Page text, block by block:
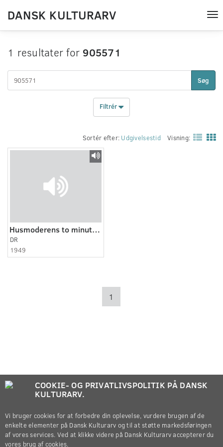
DANSK KULTURARV
1 resultater for 905571
Søg
Filtrér
Sortér efter: Udgivelsestid Visning:
Husmoderens to minutter
DR
1949
1
COOKIE- OG PRIVATLIVSPOLITIK PÅ DANSK
KULTURARV.
Vi bruger cookies for at forbedre din oplevelse, vurdere brugen af de
enkelte elementer på Dansk Kulturarv og til at støtte markedsføringen
af vores services. Ved at klikke videre på Dansk Kulturarv accepterer du
vores brug af cookies.